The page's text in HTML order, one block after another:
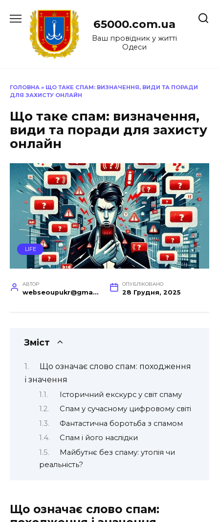
до
65000.com.ua
Ваш провідник у житті
Одеси
ГОЛОВНА » ЩО ТАКЕ СПАМ: ВИЗНАЧЕННЯ, ВИДИ ТА ПОРАДИ
ДЛЯ ЗАХИСТУ ОНЛАЙН
Що таке спам: визначення,
види та поради для захисту
онлайн
LIFE
АВТОР
webseoupukr@gmail.com
ОПУБЛІКОВАНО
28 Грудня, 2025
Зміст
Що означає слово спам: походження
і значення
Історичний екскурс у світ спаму
Спам у сучасному цифровому світі
Фантастична боротьба з спамом
Спам і його наслідки
Майбутнє без спаму: утопія чи
реальність?
Що означає слово спам: